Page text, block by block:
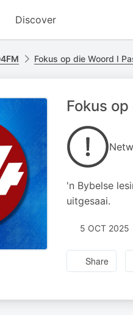
Discover
Fokus op die Woord I
Fokus
'n Bybelse
uitgesaai.
5 OCT 2025
Share